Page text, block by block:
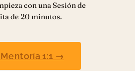
con una Sesión de
de 20 minutos.
1:1 →